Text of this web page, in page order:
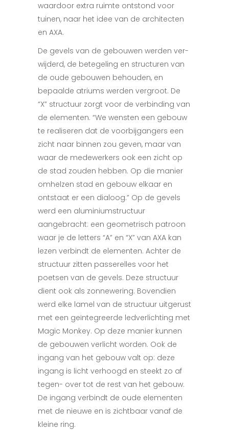
waardoor extra ruimte ontstond voor
tuinen, naar het idee van de architecten
en AXA.
De gevels van de gebouwen werden ver-
wijderd, de betegeling en structuren van
de oude gebouwen behouden, en
bepaalde atriums werden vergroot. De
“X” structuur zorgt voor de verbinding van
de elementen. “We wensten een gebouw
te realiseren dat de voorbijgangers een
zicht naar binnen zou geven, maar van
waar de medewerkers ook een zicht op
de stad zouden hebben. Op die manier
omhelzen stad en gebouw elkaar en
ontstaat er een dialoog.” Op de gevels
werd een aluminiumstructuur
aangebracht: een geometrisch patroon
waar je de letters “A” en “X” van AXA kan
lezen verbindt de elementen. Achter de
structuur zitten passerelles voor het
poetsen van de gevels. Deze structuur
dient ook als zonnewering. Bovendien
werd elke lamel van de structuur uitgerust
met een geïntegreerde ledverlichting met
Magic Monkey. Op deze manier kunnen
de gebouwen verlicht worden. Ook de
ingang van het gebouw valt op: deze
ingang is licht verhoogd en steekt zo af
tegen- over tot de rest van het gebouw.
De ingang verbindt de oude elementen
met de nieuwe en is zichtbaar vanaf de
kleine ring.